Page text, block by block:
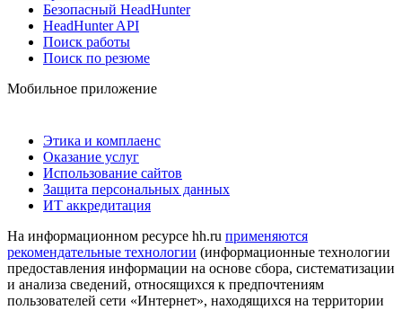
Безопасный HeadHunter
HeadHunter API
Поиск работы
Поиск по резюме
Мобильное приложение
Этика и комплаенс
Оказание услуг
Использование сайтов
Защита персональных данных
ИТ аккредитация
На информационном ресурсе hh.ru применяются
рекомендательные технологии (информационные технологии
предоставления информации на основе сбора, систематизации
и анализа сведений, относящихся к предпочтениям
пользователей сети «Интернет», находящихся на территории